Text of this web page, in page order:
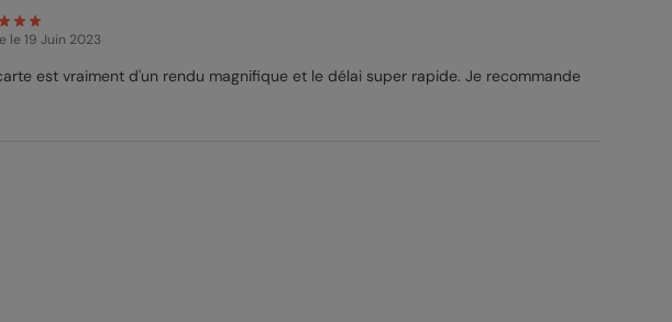
le 19 Juin 2023
est vraiment d'un rendu magnifique et le délai super rapide. Je recommande